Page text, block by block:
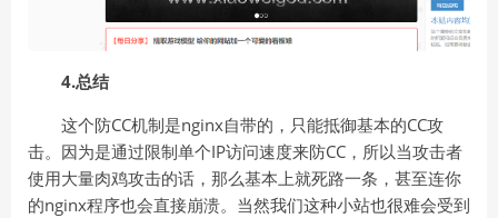
4.总结
这个防CC机制是nginx自带的，只能抵御基本的CC攻
击。因为是通过限制单个IP访问速度来防CC，所以当攻击者
使用大量肉鸡攻击的话，那么基本上就死路一条，甚至连你
的nginx程序也会直接崩溃。当然我们这种小站也很难会受到